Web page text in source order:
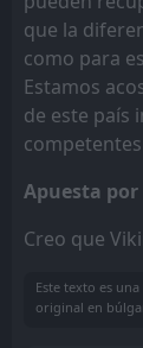
que la
como para
Estamos
de este país
Apuesta
Creo que
Este texto es
original en